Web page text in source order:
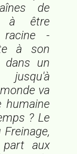
de
à être
racine -
à son
dans un
jusqu'à
va
humaine
? Le
aux